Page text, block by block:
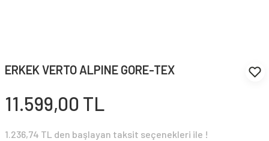
ERKEK VERTO ALPINE GORE-TEX
11.599,00 TL
1.236,74 TL den başlayan taksit seçenekleri ile !